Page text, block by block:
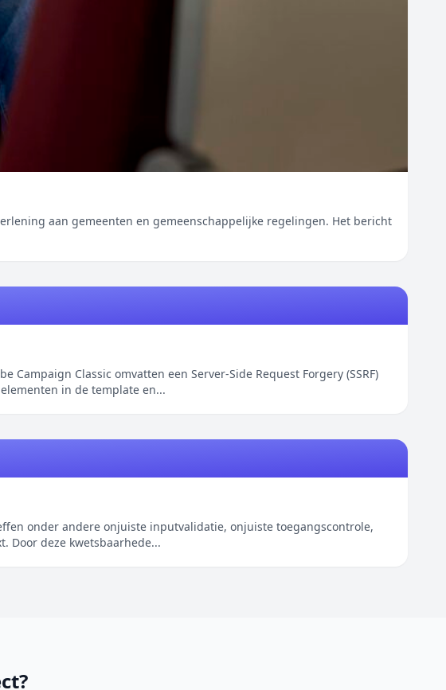
aan gemeenten en gemeenschappelijke regelingen. Het bericht
Classic omvatten een Server-Side Request Forgery (SSRF)
in de template en...
onder andere onjuiste inputvalidatie, onjuiste toegangscontrole,
Door deze kwetsbaarhede...